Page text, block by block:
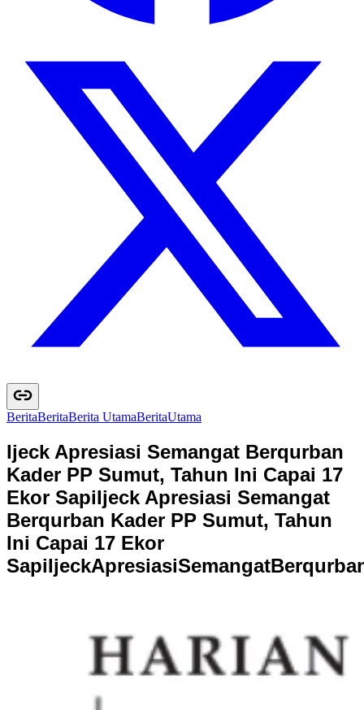
BeritaBeritaBerita UtamaBeritaUtama
Ijeck Apresiasi Semangat Berqurban
Kader PP Sumut, Tahun Ini Capai 17
Ekor SapiIjeck Apresiasi Semangat
Berqurban Kader PP Sumut, Tahun
Ini Capai 17 Ekor
SapiIjeckApresiasiSemangatBerqurba